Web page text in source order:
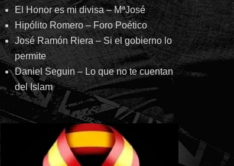
El Honor es mi divisa – MªJosé
Hipólito Romero – Foro Poético
José Ramón Riera – Si el gobierno lo
permite
Daniel Seguin – Lo que no te cuentan
del Islam